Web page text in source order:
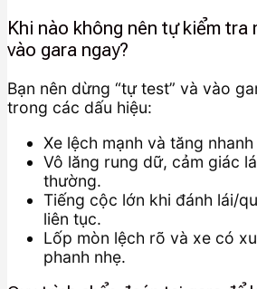
Khi nào không nên tự kiểm tra
vào gara ngay?
Bạn nên dừng “tự test” và vào
trong các dấu hiệu:
Xe lệch mạnh và tăng
Vô lăng rung dữ, cảm giác
thường.
Tiếng cộc lớn khi đánh lái/
liên tục.
Lốp mòn lệch rõ và xe có
phanh nhẹ.